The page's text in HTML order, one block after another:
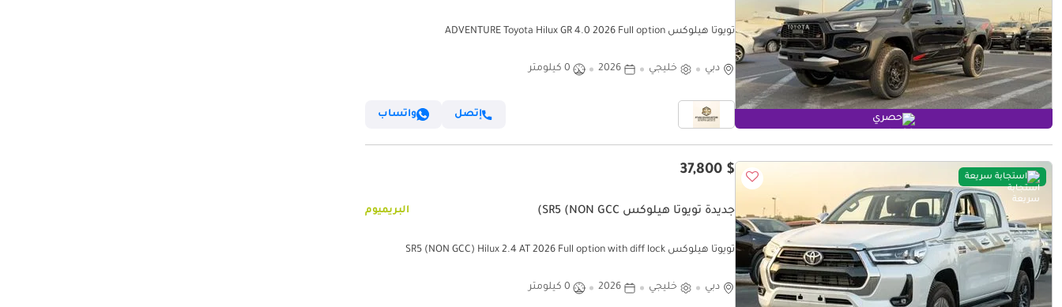
حصري
تويوتا هيلوكس ADVENTURE Toyota Hilux GR 4.0 2026 Full option
دبي خليجي 2026 0 كيلومتر
إتصل واتساب
استجابة سريعة $ 37,800
جديدة تويوتا هيلوكس SR5 (NON GCC) البريميوم
تويوتا هيلوكس SR5 (NON GCC) Hilux 2.4 AT 2026 Full option with diff lock
دبي خليجي 2026 0 كيلومتر